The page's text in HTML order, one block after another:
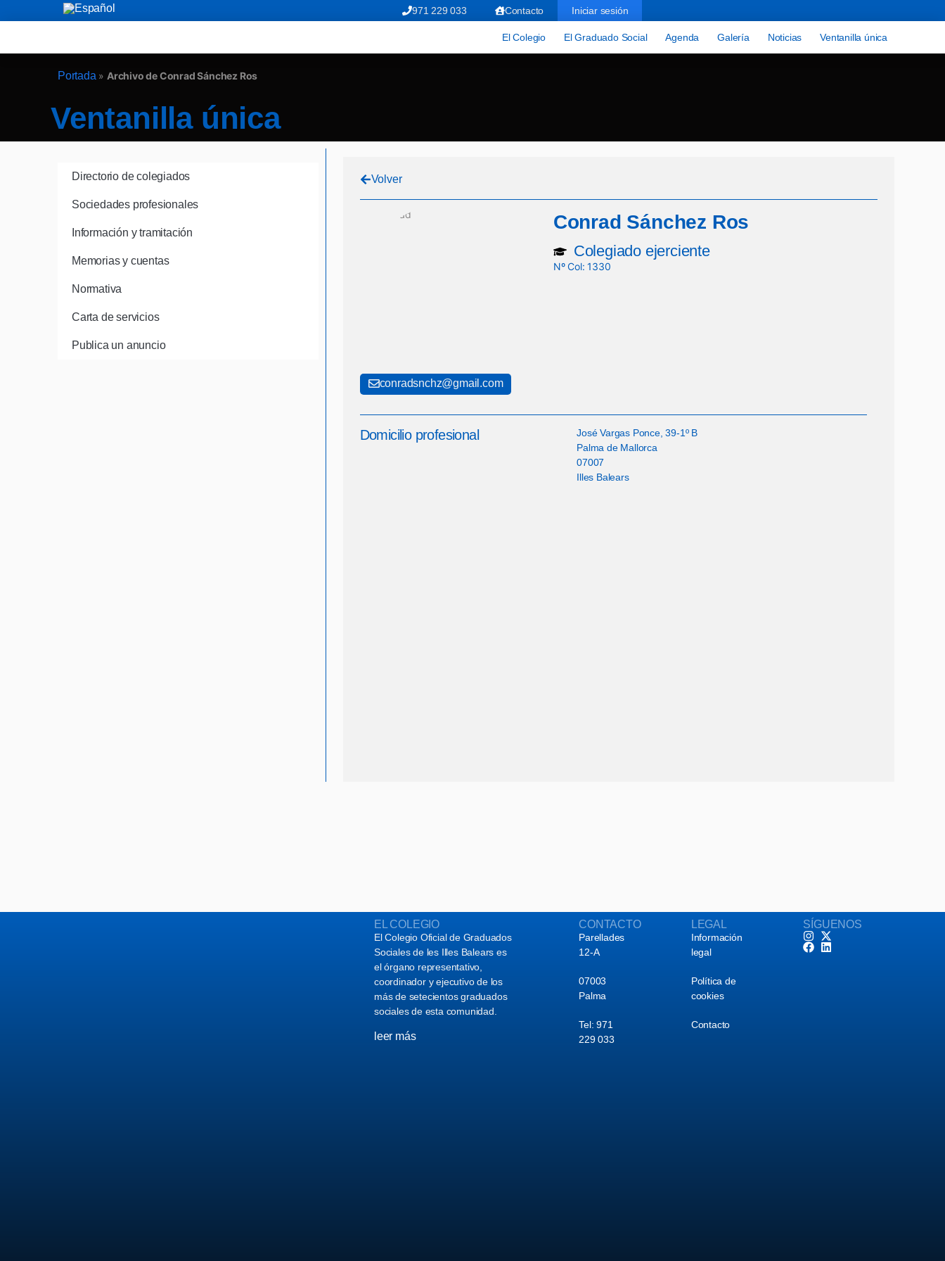
971 229 033 Contacto Iniciar sesión
El Colegio El Graduado Social Agenda Galería Noticias Ventanilla única
Portada » Archivo de Conrad Sánchez Ros
Ventanilla única
Directorio de colegiados
Sociedades profesionales
Información y tramitación
Memorias y cuentas
Normativa
Carta de servicios
Publica un anuncio
Volver
Conrad Sánchez Ros
Colegiado ejerciente
Nº Col: 1330
conradsnchz@gmail.com
Domicilio profesional
José Vargas Ponce, 39-1º B
Palma de Mallorca
07007
Illes Balears
EL COLEGIO
El Colegio Oficial de Graduados
Sociales de les Illes Balears es
el órgano representativo,
coordinador y ejecutivo de los
más de setecientos graduados
sociales de esta comunidad.
leer más
CONTACTO
Parellades
12-A
07003
Palma
Tel: 971
229 033
LEGAL
Información
legal
Política de
cookies
Contacto
SÍGUENOS